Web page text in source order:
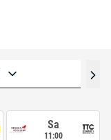
Sa
11:00